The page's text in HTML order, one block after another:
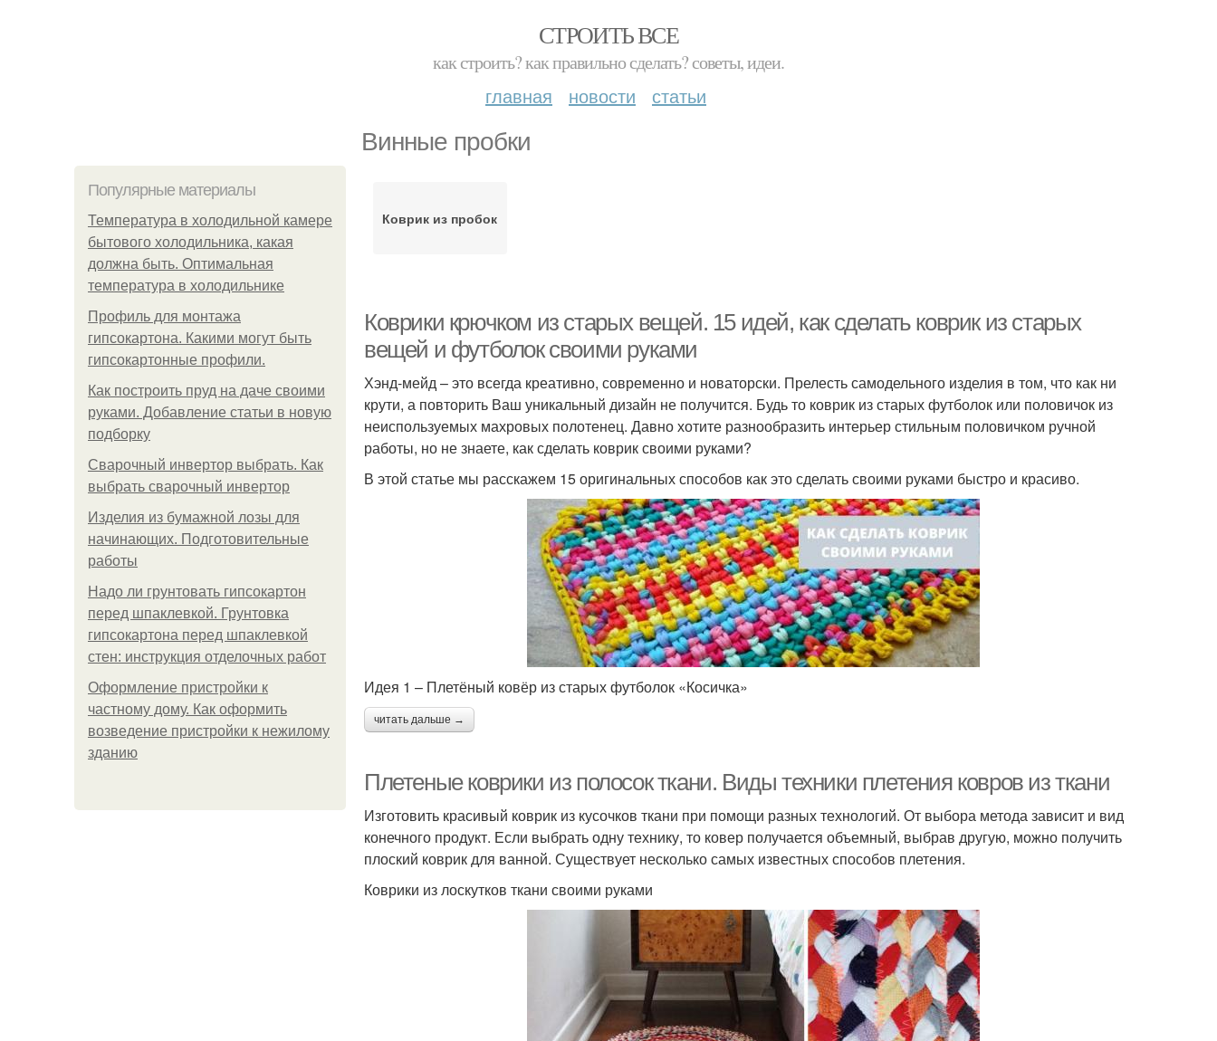
СТРОИТЬ ВСЕ
как строить? как правильно сделать? советы, идеи.
главная новости статьи
Винные пробки
Популярные материалы
Температура в холодильной камере
бытового холодильника, какая
должна быть. Оптимальная
температура в холодильнике
Профиль для монтажа
гипсокартона. Какими могут быть
гипсокартонные профили.
Как построить пруд на даче своими
руками. Добавление статьи в новую
подборку
Сварочный инвертор выбрать. Как
выбрать сварочный инвертор
Изделия из бумажной лозы для
начинающих. Подготовительные
работы
Надо ли грунтовать гипсокартон
перед шпаклевкой. Грунтовка
гипсокартона перед шпаклевкой
стен: инструкция отделочных работ
Оформление пристройки к
частному дому. Как оформить
возведение пристройки к нежилому
зданию
Коврик из пробок
Коврики крючком из старых вещей. 15 идей, как сделать коврик из старых
вещей и футболок своими руками
Хэнд-мейд – это всегда креативно, современно и новаторски. Прелесть самодельного изделия в том, что как ни
крути, а повторить Ваш уникальный дизайн не получится. Будь то коврик из старых футболок или половичок из
неиспользуемых махровых полотенец. Давно хотите разнообразить интерьер стильным половичком ручной
работы, но не знаете, как сделать коврик своими руками?
В этой статье мы расскажем 15 оригинальных способов как это сделать своими руками быстро и красиво.
Идея 1 – Плетёный ковёр из старых футболок «Косичка»
читать дальше →
Плетеные коврики из полосок ткани. Виды техники плетения ковров из ткани
Изготовить красивый коврик из кусочков ткани при помощи разных технологий. От выбора метода зависит и вид
конечного продукт. Если выбрать одну технику, то ковер получается объемный, выбрав другую, можно получить
плоский коврик для ванной. Существует несколько самых известных способов плетения.
Коврики из лоскутков ткани своими руками